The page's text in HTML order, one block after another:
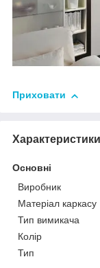
Приховати
Характеристики
Основні
Виробник
Матеріал каркасу
Тип вимикача
Колір
Тип